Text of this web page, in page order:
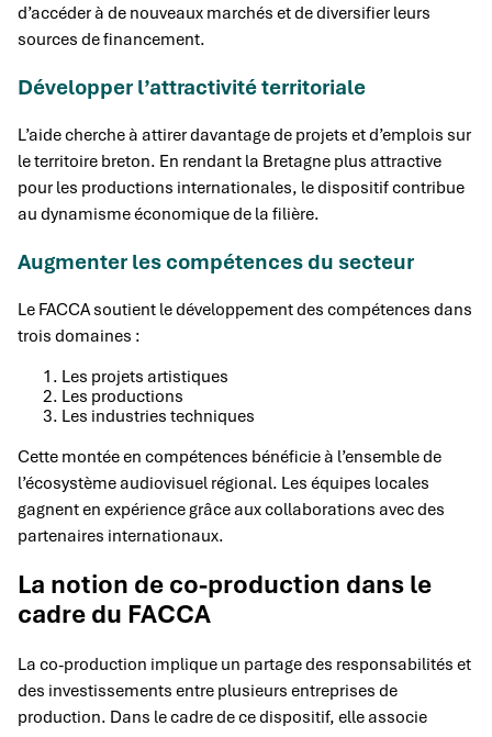
d’accéder à de nouveaux marchés et de diversifier leurs
sources de financement.
Développer l’attractivité territoriale
L’aide cherche à attirer davantage de projets et d’emplois sur
le territoire breton. En rendant la Bretagne plus attractive
pour les productions internationales, le dispositif contribue
au dynamisme économique de la filière.
Augmenter les compétences du secteur
Le FACCA soutient le développement des compétences dans
trois domaines :
Les projets artistiques
Les productions
Les industries techniques
Cette montée en compétences bénéficie à l’ensemble de
l’écosystème audiovisuel régional. Les équipes locales
gagnent en expérience grâce aux collaborations avec des
partenaires internationaux.
La notion de co-production dans le
cadre du FACCA
La co-production implique un partage des responsabilités et
des investissements entre plusieurs entreprises de
production. Dans le cadre de ce dispositif, elle associe